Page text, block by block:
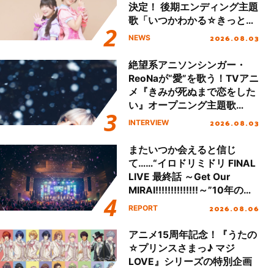
決定！ 後期エンディング主題
歌「いつかわかる☆きっとあ
える」TVサイズ先行配信開
NEWS 2026.08.03
絶望系アニソンシンガー・
ReoNaが“愛”を歌う！TVアニ
メ『きみが死ぬまで恋をした
い』オープニング主題歌
「Amore」インタビュー
INTERVIEW 2026.08.03
またいつか会えると信じ
て……“イロドリミドリ FINAL
LIVE 最終話 ～Get Our
MIRAI!!!!!!!!!!!!!!～”10年の活
動を経てファイナルを迎える
REPORT 2026.08.06
アニメ15周年記念！『うたの
☆プリンスさまっ♪ マジ
LOVE』シリーズの特別企画